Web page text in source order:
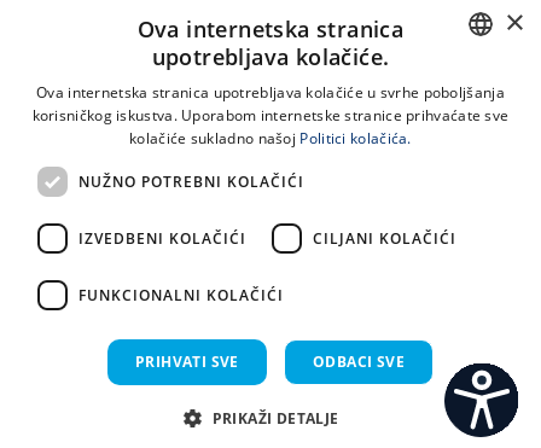
Spinčićeva 1, 21000 Split
LINKOVI
Uvjeti korištenja
CROATIAN
×
Ova internetska stranica
upotrebljava kolačiće.
Ova internetska stranica upotrebljava kolačiće u svrhe poboljšanja
korisničkog iskustva. Uporabom internetske stranice prihvaćate sve
kolačiće sukladno našoj Politici kolačića.
NUŽNO POTREBNI KOLAČIĆI
IZVEDBENI KOLAČIĆI CILJANI KOLAČIĆI
FUNKCIONALNI KOLAČIĆI
PRIHVATI SVE ODBACI SVE
PRIKAŽI DETALJE